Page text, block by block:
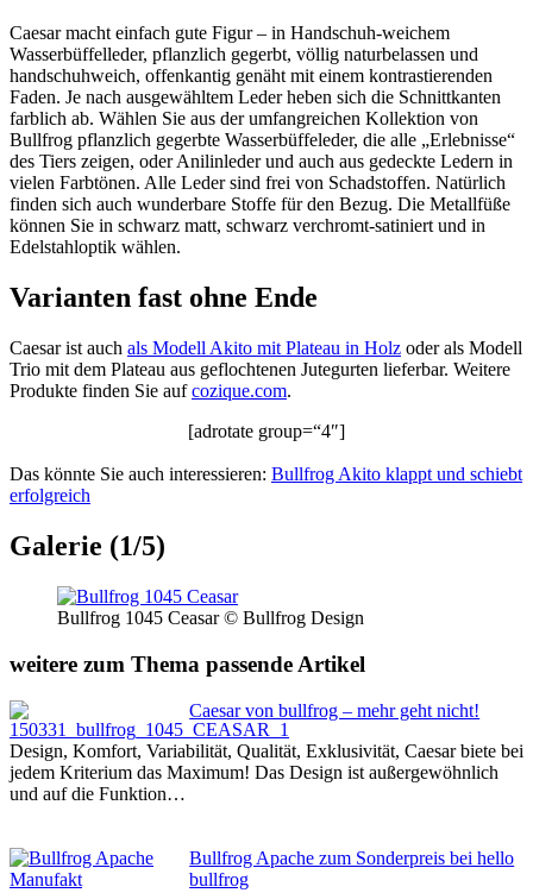
Caesar macht einfach gute Figur – in Handschuh-weichem
Wasserbüffelleder, pflanzlich gegerbt, völlig naturbelassen und
handschuhweich, offenkantig genäht mit einem kontrastierenden
Faden. Je nach ausgewähltem Leder heben sich die Schnittkanten
farblich ab. Wählen Sie aus der umfangreichen Kollektion von
Bullfrog pflanzlich gegerbte Wasserbüffeleder, die alle „Erlebnisse“
des Tiers zeigen, oder Anilinleder und auch aus gedeckte Ledern in
vielen Farbtönen. Alle Leder sind frei von Schadstoffen. Natürlich
finden sich auch wunderbare Stoffe für den Bezug. Die Metallfüße
können Sie in schwarz matt, schwarz verchromt-satiniert und in
Edelstahloptik wählen.
Varianten fast ohne Ende
Caesar ist auch als Modell Akito mit Plateau in Holz oder als Modell
Trio mit dem Plateau aus geflochtenen Jutegurten lieferbar. Weitere
Produkte finden Sie aufcozique.com.
[adrotate group=“4″]
Das könnte Sie auch interessieren: Bullfrog Akito klappt und schiebt
erfolgreich
Galerie (1/5)
Bullfrog 1045 Ceasar © Bullfrog Design
weitere zum Thema passende Artikel
Caesar von bullfrog – mehr geht nicht!
Design, Komfort, Variabilität, Qualität, Exklusivität, Caesar biete bei
jedem Kriterium das Maximum! Das Design ist außergewöhnlich
und auf die Funktion…
Bullfrog Apache zum Sonderpreis bei hello
bullfrog